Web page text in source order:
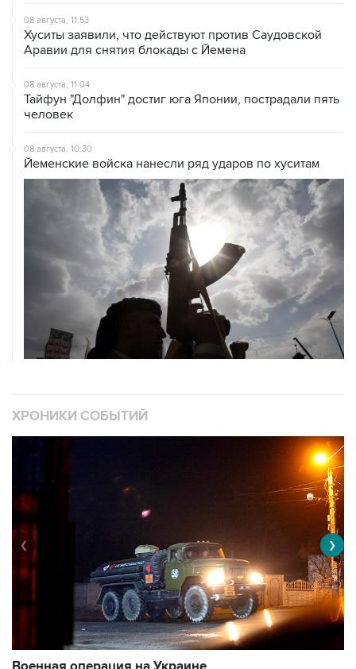
08 августа, 11:53
Хуситы заявили, что действуют против Саудовской
Аравии для снятия блокады с Йемена
08 августа, 11:04
Тайфун "Долфин" достиг юга Японии, пострадали пять
человек
08 августа, 10:30
Йеменские войска нанесли ряд ударов по хуситам
ХРОНИКИ СОБЫТИЙ
❮ ❯